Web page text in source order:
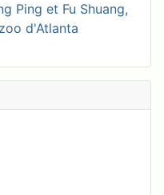
Ping et Fu Shuang,
d'Atlanta